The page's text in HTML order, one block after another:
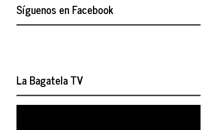
Síguenos en Facebook
La Bagatela TV